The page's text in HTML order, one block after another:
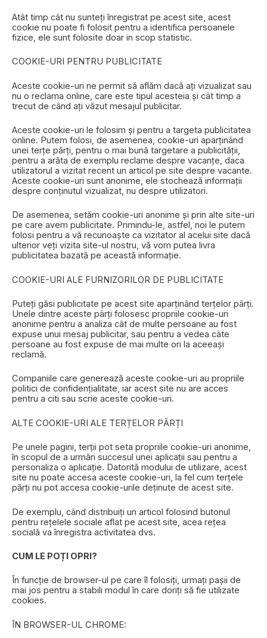
Atât timp cât nu sunteți înregistrat pe acest site, acest
cookie nu poate fi folosit pentru a identifica persoanele
fizice, ele sunt folosite doar in scop statistic.
COOKIE-URI PENTRU PUBLICITATE
Aceste cookie-uri ne permit să aflăm dacă ați vizualizat sau
nu o reclama online, care este tipul acesteia și cât timp a
trecut de când ați văzut mesajul publicitar.
Aceste cookie-uri le folosim și pentru a targeta publicitatea
online. Putem folosi, de asemenea, cookie-uri aparținând
unei terțe părți, pentru o mai bună targetare a publicității,
pentru a arăta de exemplu reclame despre vacanțe, daca
utilizatorul a vizitat recent un articol pe site despre vacante.
Aceste cookie-uri sunt anonime, ele stochează informații
despre conținutul vizualizat, nu despre utilizatori.
De asemenea, setăm cookie-uri anonime și prin alte site-uri
pe care avem publicitate. Primindu-le, astfel, noi le putem
folosi pentru a vă recunoaște ca vizitator al acelui site dacă
ulterior veți vizita site-ul nostru, vă vom putea livra
publicitatea bazată pe această informație.
COOKIE-URI ALE FURNIZORILOR DE PUBLICITATE
Puteți găsi publicitate pe acest site aparținând terțelor pârți.
Unele dintre aceste pârți folosesc propriile cookie-uri
anonime pentru a analiza cât de multe persoane au fost
expuse unui mesaj publicitar, sau pentru a vedea câte
persoane au fost expuse de mai multe ori la aceeași
reclamă.
Companiile care generează aceste cookie-uri au propriile
politici de confidențialitate, iar acest site nu are acces
pentru a citi sau scrie aceste cookie-uri.
ALTE COOKIE-URI ALE TERȚELOR PĂRȚI
Pe unele pagini, terții pot seta propriile cookie-uri anonime,
în scopul de a urmări succesul unei aplicații sau pentru a
personaliza o aplicație. Datorită modului de utilizare, acest
site nu poate accesa aceste cookie-uri, la fel cum terțele
părți nu pot accesa cookie-urile deținute de acest site.
De exemplu, când distribuiți un articol folosind butonul
pentru rețelele sociale aflat pe acest site, acea rețea
socială va înregistra activitatea dvs.
CUM LE POȚI OPRI?
În funcție de browser-ul pe care îl folosiți, urmați pașii de
mai jos pentru a stabili modul în care doriți să fie utilizate
cookies.
ÎN BROWSER-UL CHROME: